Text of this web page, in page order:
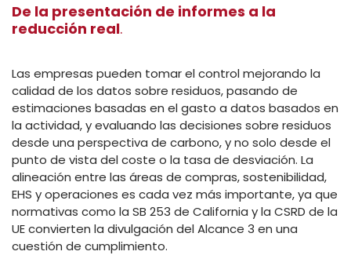
De la presentación de informes a la
reducción real.
Las empresas pueden tomar el control mejorando la
calidad de los datos sobre residuos, pasando de
estimaciones basadas en el gasto a datos basados en
la actividad, y evaluando las decisiones sobre residuos
desde una perspectiva de carbono, y no solo desde el
punto de vista del coste o la tasa de desviación. La
alineación entre las áreas de compras, sostenibilidad,
EHS y operaciones es cada vez más importante, ya que
normativas como la SB 253 de California y la CSRD de la
UE convierten la divulgación del Alcance 3 en una
cuestión de cumplimiento.